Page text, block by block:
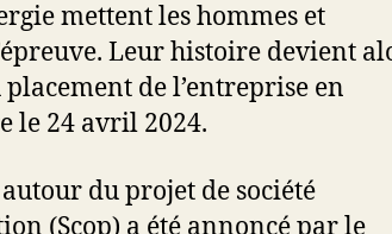
mettent les hommes et
Leur histoire devient
de l’entreprise en
le 24 avril 2024.
du projet de société
(Scop) a été annoncé par le